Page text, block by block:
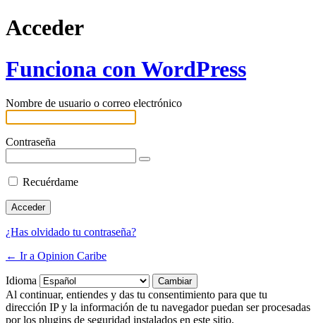
Acceder
Funciona con WordPress
Nombre de usuario o correo electrónico
Contraseña
Recuérdame
¿Has olvidado tu contraseña?
← Ir a Opinion Caribe
Idioma
Al continuar, entiendes y das tu consentimiento para que tu
dirección IP y la información de tu navegador puedan ser procesadas
por los plugins de seguridad instalados en este sitio.